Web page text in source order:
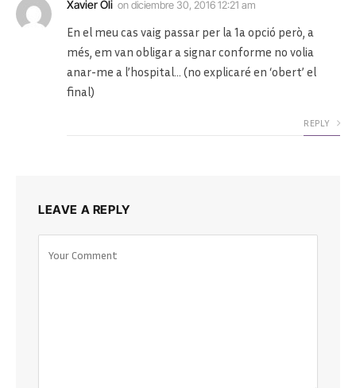
Xavier Oli ondiciembre 30, 2016 12:21 am
En el meu cas vaig passar per la 1a opció però, a
més, em van obligar a signar conforme no volia
anar-me a l’hospital… (no explicaré en ‘obert’ el
final)
REPLY
LEAVE A REPLY